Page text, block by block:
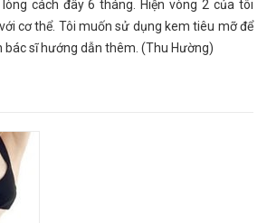
cách đây 6 tháng. Hiện vòng 2 của tôi
cơ thể. Tôi muốn sử dụng kem tiêu mỡ để
bác sĩ hướng dẫn thêm. (Thu Hường)